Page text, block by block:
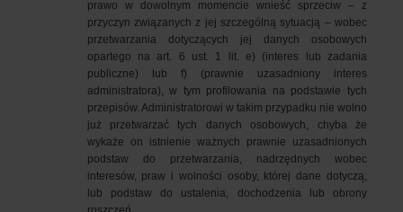
prawo w dowolnym momencie wnieść sprzeciw – z
przyczyn związanych z jej szczególną sytuacją – wobec
przetwarzania dotyczących jej danych osobowych
opartego na art. 6 ust. 1 lit. e) (interes lub zadania
publiczne) lub f) (prawnie uzasadniony interes
administratora), w tym profilowania na podstawie tych
przepisów. Administratorowi w takim przypadku nie wolno
już przetwarzać tych danych osobowych, chyba że
wykaże on istnienie ważnych prawnie uzasadnionych
podstaw do przetwarzania, nadrzędnych wobec
interesów, praw i wolności osoby, której dane dotyczą,
lub podstaw do ustalenia, dochodzenia lub obrony